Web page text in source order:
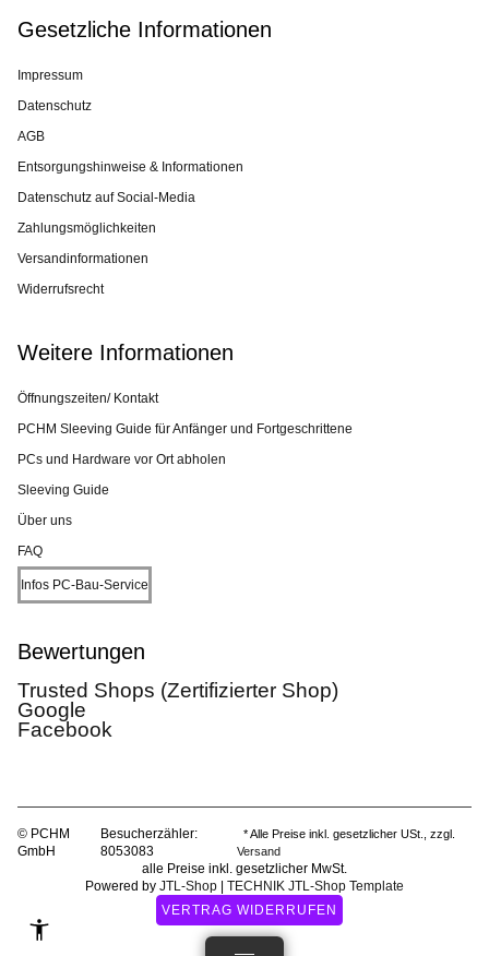
Gesetzliche Informationen
Impressum
Datenschutz
AGB
Entsorgungshinweise & Informationen
Datenschutz auf Social-Media
Zahlungsmöglichkeiten
Versandinformationen
Widerrufsrecht
Weitere Informationen
Öffnungszeiten/ Kontakt
PCHM Sleeving Guide für Anfänger und Fortgeschrittene
PCs und Hardware vor Ort abholen
Sleeving Guide
Über uns
FAQ
Infos PC-Bau-Service
Bewertungen
Trusted Shops (Zertifizierter Shop)
Google
Facebook
© PCHM
GmbH
Besucherzähler:
8053083
* Alle Preise inkl. gesetzlicher USt., zzgl.
Versand
alle Preise inkl. gesetzlicher MwSt.
Powered by JTL-Shop
TECHNIK JTL-Shop Template
VERTRAG WIDERRUFEN